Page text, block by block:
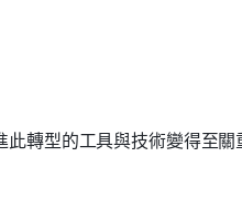
轉型的工具與技術變得至